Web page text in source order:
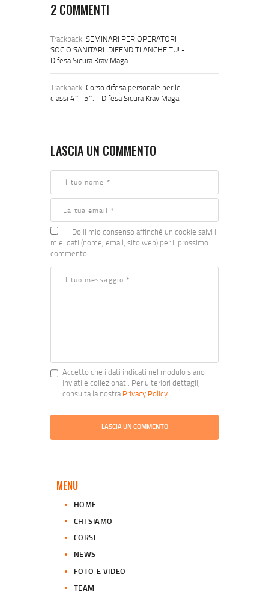
2 COMMENTI
Trackback: SEMINARI PER OPERATORI
SOCIO SANITARI. DIFENDITI ANCHE TU! -
Difesa Sicura Krav Maga
Trackback: Corso difesa personale per le
classi 4°- 5°. - Difesa Sicura Krav Maga
LASCIA UN COMMENTO
Do il mio consenso affinché un cookie salvi i
miei dati (nome, email, sito web) per il prossimo
commento.
Accetto che i dati indicati nel modulo siano
inviati e collezionati. Per ulteriori dettagli,
consulta la nostraPrivacy Policy
MENU
HOME
CHI SIAMO
CORSI
NEWS
FOTO E VIDEO
TEAM